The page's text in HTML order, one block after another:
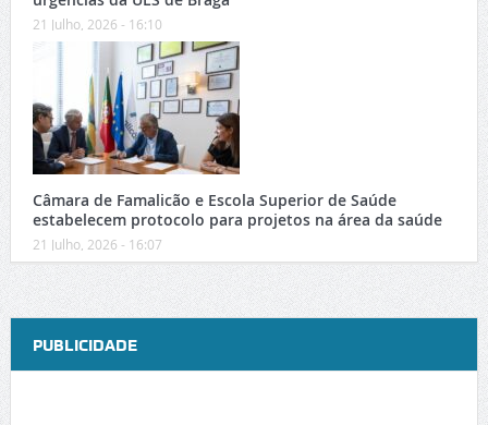
21 Julho, 2026 - 16:10
Câmara de Famalicão e Escola Superior de Saúde
estabelecem protocolo para projetos na área da saúde
21 Julho, 2026 - 16:07
PUBLICIDADE